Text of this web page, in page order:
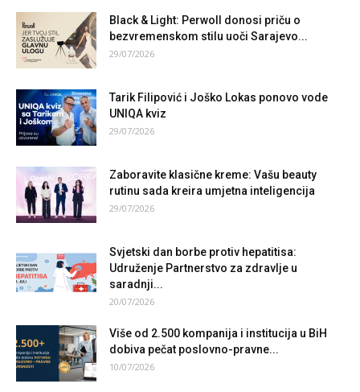
Black & Light: Perwoll donosi priču o
bezvremenskom stilu uoči Sarajevo...
29/07/2026
Tarik Filipović i Joško Lokas ponovo vode
UNIQA kviz
29/07/2026
Zaboravite klasične kreme: Vašu beauty
rutinu sada kreira umjetna inteligencija
29/07/2026
Svjetski dan borbe protiv hepatitisa:
Udruženje Partnerstvo za zdravlje u
saradnji...
20/07/2026
Više od 2.500 kompanija i institucija u BiH
dobiva pečat poslovno-pravne...
10/07/2026